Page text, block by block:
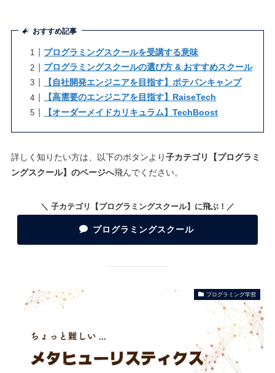
おすすめ記事
プログラミングスクールを受講する意味
プログラミングスクールの選び方 & おすすめスクール
【自社開発エンジニアを目指す】ポテパンキャンプ
【高需要のエンジニアを目指す】RaiseTech
【オーダーメイドカリキュラム】TechBoost
詳しく知りたい方は、以下のボタンより子カテゴリ【プログラミ
ングスクール】のページへ飛んでください。
＼ 子カテゴリ【プログラミングスクール】に飛ぶ！／
プログラミングスクール
プログラミング学習